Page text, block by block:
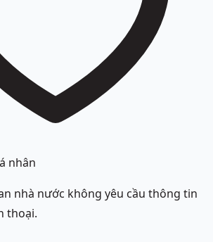
nhân
nhà nước không yêu cầu thông tin
thoại.